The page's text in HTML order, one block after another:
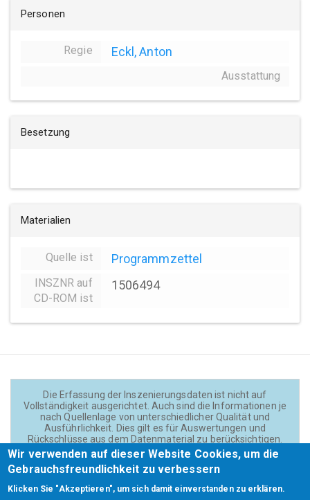
Personen
Regie Eckl, Anton
Ausstattung
Besetzung
Materialien
Quelle ist Programmzettel
INSZNR auf
CD-ROM ist
1506494
Die Erfassung der Inszenierungsdaten ist nicht auf
Vollständigkeit ausgerichtet. Auch sind die Informationen je
nach Quellenlage von unterschiedlicher Qualität und
Ausführlichkeit. Dies gilt es für Auswertungen und
Rückschlüsse aus dem Datenmaterial zu berücksichtigen.
Daten und Texte auf der Website sind - wenn nicht anders
angegeben - lizensiert unterCC BY 4.0(Creator:
Theadok.at).
Wir verwenden auf dieser Website Cookies, um die
Gebrauchsfreundlichkeit zu verbessern
Klicken Sie "Akzeptieren", um sich damit einverstanden zu erklären.